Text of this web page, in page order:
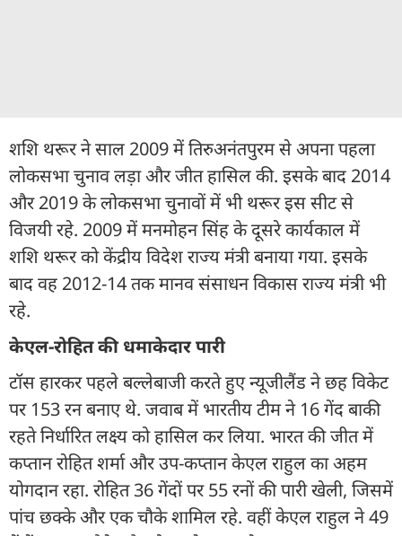
शशि थरूर ने साल 2009 में तिरुअनंतपुरम से अपना पहला
लोकसभा चुनाव लड़ा और जीत हासिल की. इसके बाद 2014
और 2019 के लोकसभा चुनावों में भी थरूर इस सीट से
विजयी रहे. 2009 में मनमोहन सिंह के दूसरे कार्यकाल में
शशि थरूर को केंद्रीय विदेश राज्य मंत्री बनाया गया. इसके
बाद वह 2012-14 तक मानव संसाधन विकास राज्य मंत्री भी
रहे.
केएल-रोहित की धमाकेदार पारी
टॉस हारकर पहले बल्लेबाजी करते हुए न्यूजीलैंड ने छह विकेट
पर 153 रन बनाए थे. जवाब में भारतीय टीम ने 16 गेंद बाकी
रहते निर्धारित लक्ष्य को हासिल कर लिया. भारत की जीत में
कप्तान रोहित शर्मा और उप-कप्तान केएल राहुल का अहम
योगदान रहा. रोहित 36 गेंदों पर 55 रनों की पारी खेली, जिसमें
पांच छक्के और एक चौके शामिल रहे. वहीं केएल राहुल ने 49